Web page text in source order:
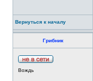
Вернуться к началу
Грибник
Вождь